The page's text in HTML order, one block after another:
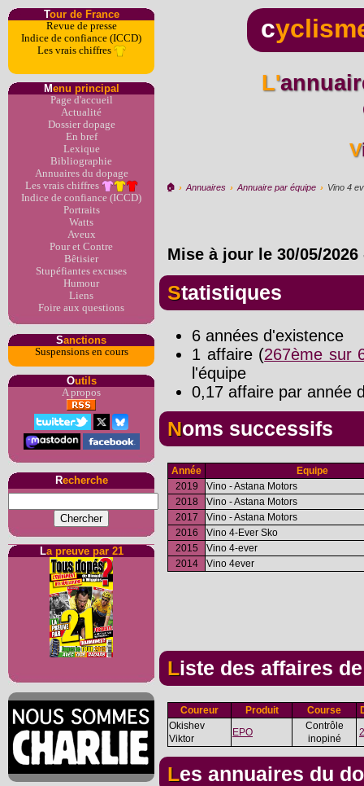
Tour de France
Revue de presse
Indice de confiance (ICCD)
Les vrais chiffres
Menu principal
Page d'accueil
Actualité
Dossier dopage
En bref
Lexique
Bibliographie
Annuaires du dopage
Les vrais chiffres
Indice de confiance (ICCD)
Portraits
Watts
Aveux
Pour et Contre
Bêtisier
Stupéfiantes excuses
Humour
Liens
Foire aux questions
Sanctions
Suspensions en cours
Outils
A propos
Recherche
La preuve par 21
c
L'annuaire du dopage par
🏠︎ › Annuaires › Annuaire par équipe › Vino 4
Mise à jour le 30/05/2026
Statistiques
6 années d'existence
1 affaire (267ème sur
l'équipe
0,17 affaire par année
Noms successifs
Année
Equipe
2019
Vino - Astana Motors
2018
Vino - Astana Motors
2017
Vino - Astana Motors
2016
Vino 4-Ever Sko
2015
Vino 4-ever
2014
Vino 4ever
Liste des affaires
Coureur Produit Course
Okishev
Viktor
EPO
Contrôle
inopiné
Les annuaires du